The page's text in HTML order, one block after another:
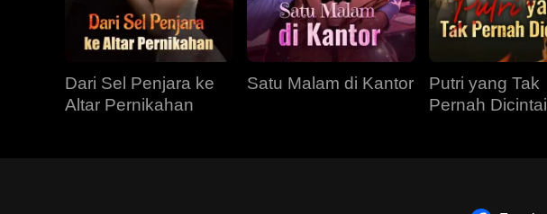
Dari Sel Penjara ke
Altar Pernikahan
Satu Malam di Kantor
Putri yang Tak
Pernah Dicintai